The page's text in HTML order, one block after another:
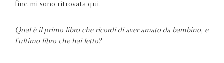
fine mi sono ritrovata qui.
Qual è il primo libro che ricordi di aver amato da bambino, e
l’ultimo libro che hai letto?